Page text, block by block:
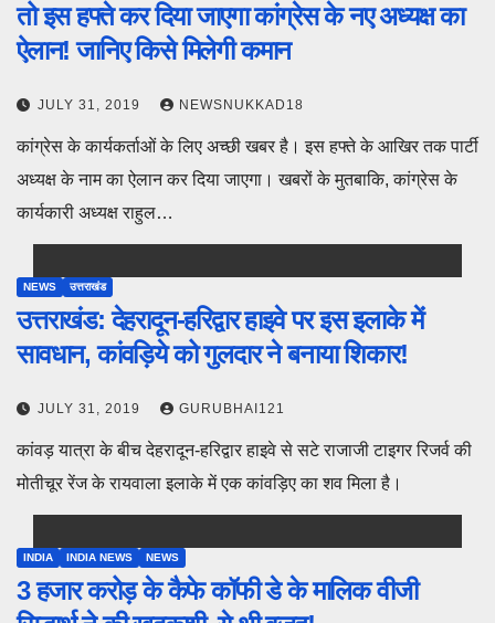
तो इस हफ्ते कर दिया जाएगा कांग्रेस के नए अध्यक्ष का
ऐलान! जानिए किसे मिलेगी कमान
JULY 31, 2019 NEWSNUKKAD18
कांग्रेस के कार्यकर्ताओं के लिए अच्छी खबर है। इस हफ्ते के आखिर तक पार्टी
अध्यक्ष के नाम का ऐलान कर दिया जाएगा। खबरों के मुतबाकि, कांग्रेस के
कार्यकारी अध्यक्ष राहुल…
NEWS उत्तराखंड
उत्तराखंड: देहरादून-हरिद्वार हाइवे पर इस इलाके में
सावधान, कांवड़िये को गुलदार ने बनाया शिकार!
JULY 31, 2019 GURUBHAI121
कांवड़ यात्रा के बीच देहरादून-हरिद्वार हाइवे से सटे राजाजी टाइगर रिजर्व की
मोतीचूर रेंज के रायवाला इलाके में एक कांवड़िए का शव मिला है।
INDIA INDIA NEWS NEWS
3 हजार करोड़ के कैफे कॉफी डे के मालिक वीजी